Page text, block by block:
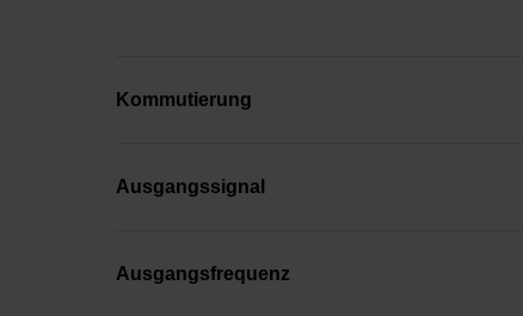
Kommutierung
Ausgangssignal
Ausgangsfrequenz